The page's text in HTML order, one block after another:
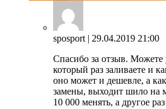
sposport | 29.04.2019 21:00
Спасибо за отзыв. Можете
который раз заливаете и
оно может и дешевле, а
замены, выходит шило на
10 000 менять, а другое